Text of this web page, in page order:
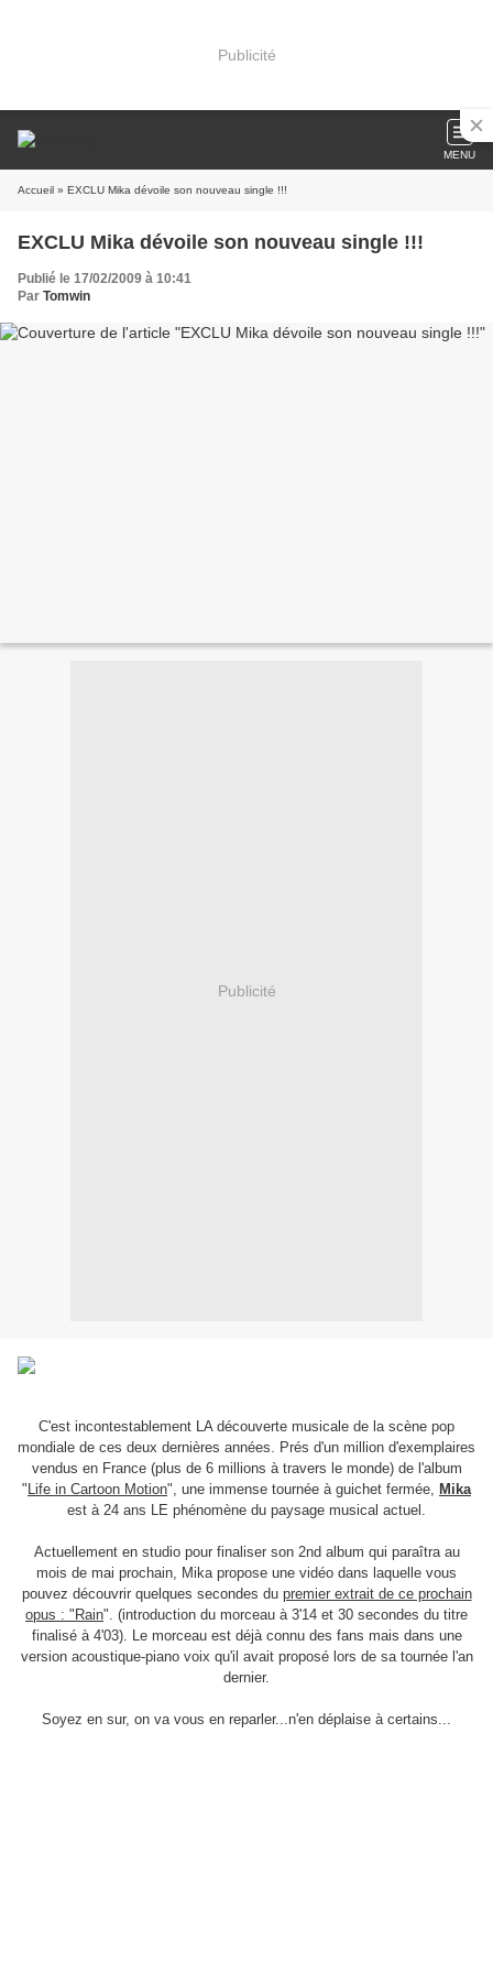
Publicité
MENU
Accueil » EXCLU Mika dévoile son nouveau single !!!
EXCLU Mika dévoile son nouveau single !!!
Publié le 17/02/2009 à 10:41
Par Tomwin
Publicité
C'est incontestablement LA découverte musicale de la scène pop
mondiale de ces deux dernières années. Prés d'un million d'exemplaires
vendus en France (plus de 6 millions à travers le monde) de l'album
" Life in Cartoon Motion", une immense tournée à guichet fermée, Mika
est à 24 ans LE phénomène du paysage musical actuel.
Actuellement en studio pour finaliser son 2nd album qui paraîtra au
mois de mai prochain, Mika propose une vidéo dans laquelle vous
pouvez découvrir quelques secondes du premier extrait de ce prochain
opus : "Rain". (introduction du morceau à 3'14 et 30 secondes du titre
finalisé à 4'03). Le morceau est déjà connu des fans mais dans une
version acoustique-piano voix qu'il avait proposé lors de sa tournée l'an
dernier.
Soyez en sur, on va vous en reparler...n'en déplaise à certains...